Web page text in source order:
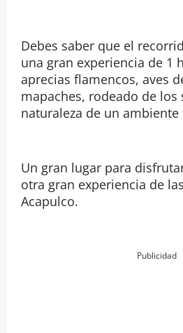
Debes saber que el
una gran experiencia de 1
aprecias flamencos, aves
mapaches, rodeado de los
naturaleza de un
Un gran lugar para
otra gran experiencia de
Acapulco.
Publicidad